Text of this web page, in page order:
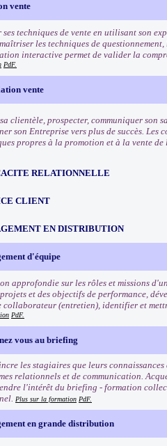
vente
ses techniques de vente en utilisant son
les techniques de
interactive permet de valider la
PdF.
vente
clientèle, prospecter, communiquer son
son Entreprise vers plus de succès.
propres à la promotion et à la vente de
RELATIONNELLE
CLIENT
EN DISTRIBUTION
d'équipe
approfondie sur les rôles et missions
et des objectifs de performance,
collaborateur (entretien), identifier et
PdF.
vous au briefing
les stagiaires que leurs
relationnels et de communication.
l'intérêt du briefing - formation
Plus sur la formation PdF.
en grande distribution